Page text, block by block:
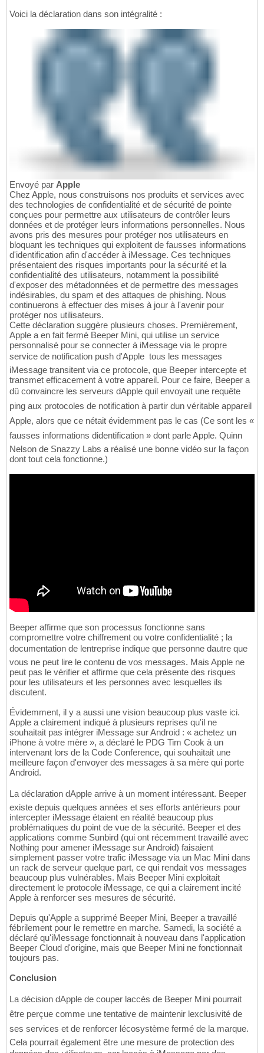
Voici la déclaration dans son intégralité :
Envoyé par Apple
Chez Apple, nous construisons nos produits et services avec
des technologies de confidentialité et de sécurité de pointe
conçues pour permettre aux utilisateurs de contrôler leurs
données et de protéger leurs informations personnelles. Nous
avons pris des mesures pour protéger nos utilisateurs en
bloquant les techniques qui exploitent de fausses informations
d'identification afin d'accéder à iMessage. Ces techniques
présentaient des risques importants pour la sécurité et la
confidentialité des utilisateurs, notamment la possibilité
d'exposer des métadonnées et de permettre des messages
indésirables, du spam et des attaques de phishing. Nous
continuerons à effectuer des mises à jour à l'avenir pour
protéger nos utilisateurs.
Cette déclaration suggère plusieurs choses. Premièrement,
Apple a en fait fermé Beeper Mini, qui utilise un service
personnalisé pour se connecter à iMessage via le propre
service de notification push d'Apple  tous les messages
iMessage transitent via ce protocole, que Beeper intercepte et
transmet efficacement à votre appareil. Pour ce faire, Beeper a
dû convaincre les serveurs dApple quil envoyait une requête
ping aux protocoles de notification à partir dun véritable appareil
Apple, alors que ce nétait évidemment pas le cas (Ce sont les «
fausses informations didentification » dont parle Apple. Quinn
Nelson de Snazzy Labs a réalisé une bonne vidéo sur la façon
dont tout cela fonctionne.)
Beeper affirme que son processus fonctionne sans
compromettre votre chiffrement ou votre confidentialité ; la
documentation de lentreprise indique que personne dautre que
vous ne peut lire le contenu de vos messages. Mais Apple ne
peut pas le vérifier et affirme que cela présente des risques
pour les utilisateurs et les personnes avec lesquelles ils
discutent.
Évidemment, il y a aussi une vision beaucoup plus vaste ici.
Apple a clairement indiqué à plusieurs reprises qu'il ne
souhaitait pas intégrer iMessage sur Android : « achetez un
iPhone à votre mère », a déclaré le PDG Tim Cook à un
intervenant lors de la Code Conference, qui souhaitait une
meilleure façon d'envoyer des messages à sa mère qui porte
Android.
La déclaration dApple arrive à un moment intéressant. Beeper
existe depuis quelques années et ses efforts antérieurs pour
intercepter iMessage étaient en réalité beaucoup plus
problématiques du point de vue de la sécurité. Beeper et des
applications comme Sunbird (qui ont récemment travaillé avec
Nothing pour amener iMessage sur Android) faisaient
simplement passer votre trafic iMessage via un Mac Mini dans
un rack de serveur quelque part, ce qui rendait vos messages
beaucoup plus vulnérables. Mais Beeper Mini exploitait
directement le protocole iMessage, ce qui a clairement incité
Apple à renforcer ses mesures de sécurité.
Depuis qu'Apple a supprimé Beeper Mini, Beeper a travaillé
fébrilement pour le remettre en marche. Samedi, la société a
déclaré qu'iMessage fonctionnait à nouveau dans l'application
Beeper Cloud d'origine, mais que Beeper Mini ne fonctionnait
toujours pas.
Conclusion
La décision dApple de couper laccès de Beeper Mini pourrait
être perçue comme une tentative de maintenir lexclusivité de
ses services et de renforcer lécosystème fermé de la marque.
Cela pourrait également être une mesure de protection des